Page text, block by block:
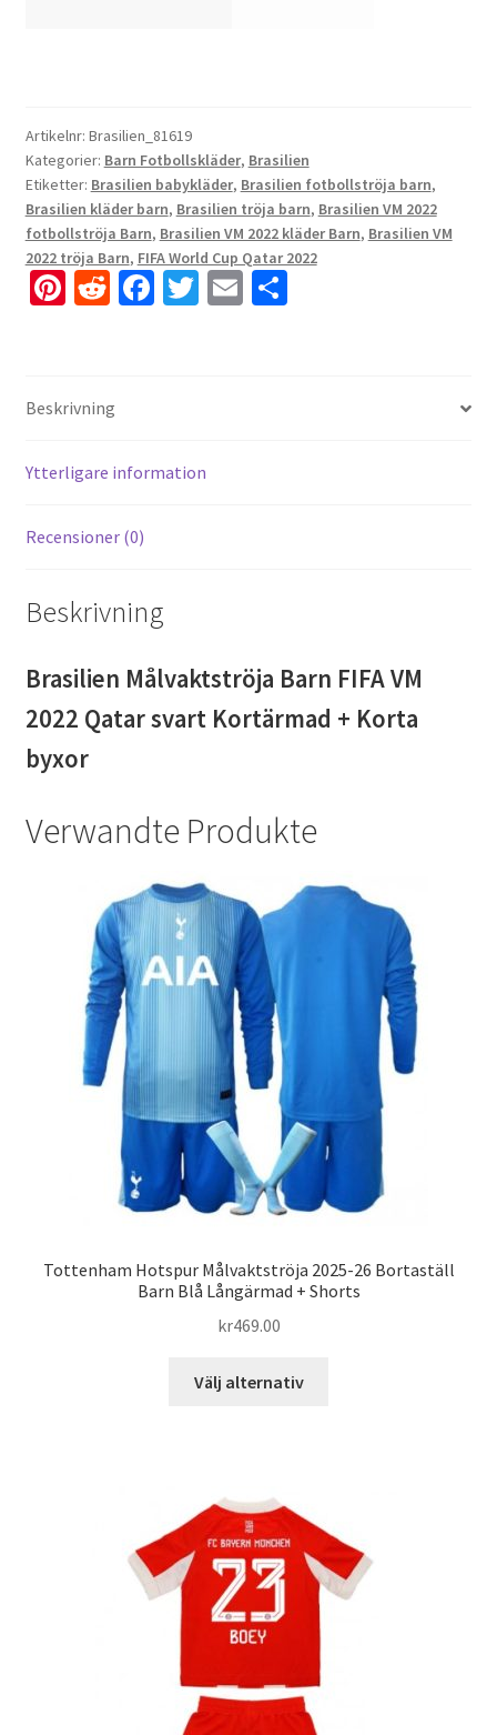
Artikelnr: Brasilien_81619
Kategorier: Barn Fotbollskläder, Brasilien
Etiketter: Brasilien babykläder, Brasilien fotbollströja barn,
Brasilien kläder barn, Brasilien tröja barn, Brasilien VM 2022
fotbollströja Barn, Brasilien VM 2022 kläder Barn, Brasilien VM
2022 tröja Barn, FIFA World Cup Qatar 2022
Pi
es
R
di
t
Fa
k
T E D
Beskrivning
Ytterligare information
Recensioner (0)
Beskrivning
Brasilien Målvaktströja Barn FIFA VM
2022 Qatar svart Kortärmad + Korta
byxor
Verwandte Produkte
Tottenham Hotspur Målvaktströja 2025-26 Bortaställ
Barn Blå Långärmad + Shorts
kr469.00
Välj alternativ
De
olika
alternativen